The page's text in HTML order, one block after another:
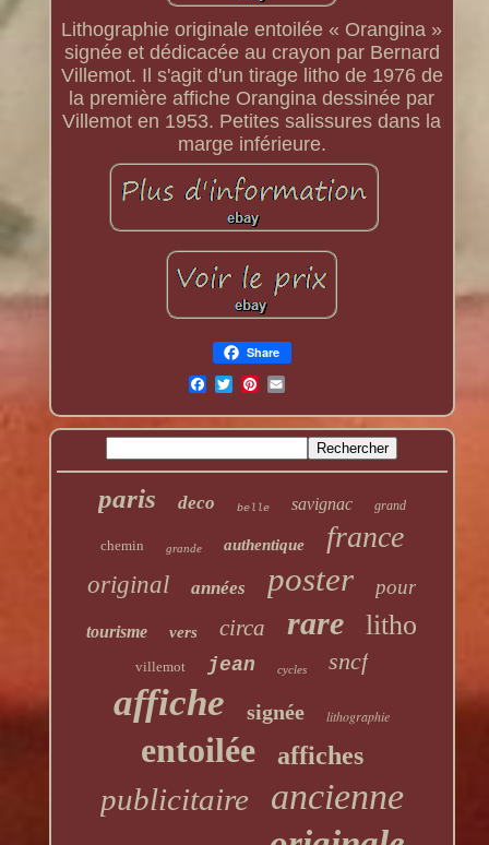
Lithographie originale entoilée « Orangina »
signée et dédicacée au crayon par Bernard
Villemot. Il s'agit d'un tirage litho de 1976 de
la première affiche Orangina dessinée par
Villemot en 1953. Petites salissures dans la
marge inférieure.
Share
paris deco belle savignac grand
chemin grande authentique france
original années poster pour
tourisme vers circa rare litho
villemot jean cycles sncf
affiche signée lithographie
entoilée affiches
publicitaire ancienne